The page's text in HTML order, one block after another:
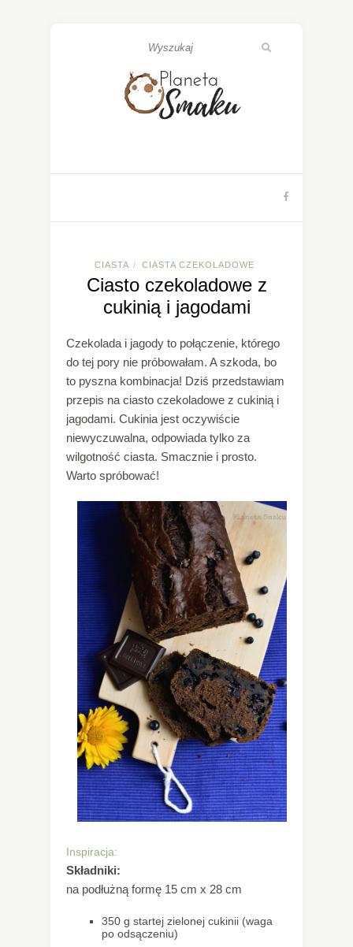
CIASTA / CIASTA CZEKOLADOWE
Ciasto czekoladowe z
cukinią i jagodami
Czekolada i jagody to połączenie, którego
do tej pory nie próbowałam. A szkoda, bo
to pyszna kombinacja! Dziś przedstawiam
przepis na ciasto czekoladowe z cukinią i
jagodami. Cukinia jest oczywiście
niewyczuwalna, odpowiada tylko za
wilgotność ciasta. Smacznie i prosto.
Warto spróbować!
Inspiracja:
Składniki:
na podłużną formę 15 cm x 28 cm
350 g startej zielonej cukinii (waga
po odsączeniu)